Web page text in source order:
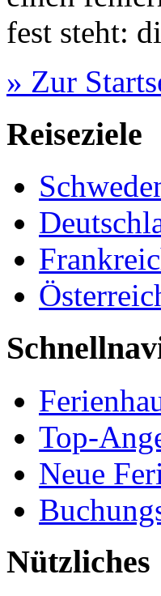
fest steht:
» Zur
Reiseziele
Top-
Neue
Nützliches